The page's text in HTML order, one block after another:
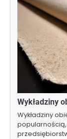
Wykładziny
Wykładziny